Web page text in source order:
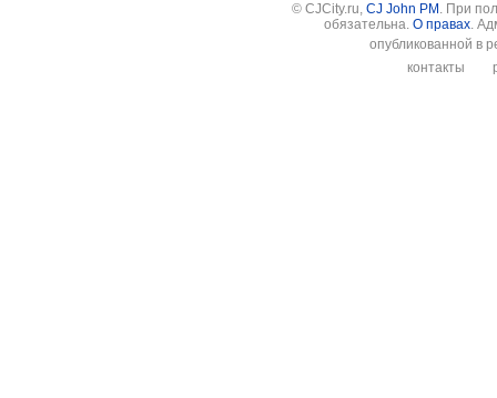
© CJCity.ru, CJ John PM . При
обязательна. О правах.
опубликованной в
контакты